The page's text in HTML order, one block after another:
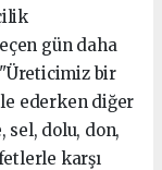
gün daha
"Üreticimiz bir
ederken diğer
dolu, don,
karşı